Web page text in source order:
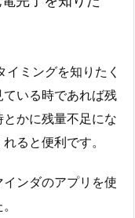
ミングを知りたく
いる時であれば残
かに残量不足にな
ると便利です。
ンダのアプリを使